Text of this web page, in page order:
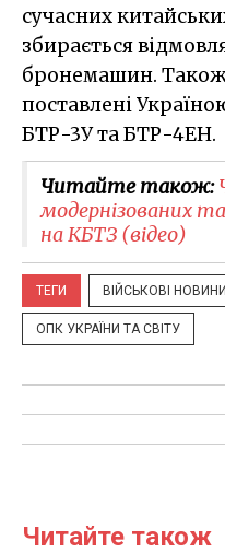
сучасних
збирається
бронемашин. Також
поставлені
БТР-3У та БТР-4ЕН.
Читайте також:
модернізованих
на КБТЗ (відео)
ТЕГИ ВІЙСЬКОВІ НОВИНИ
ОПК УКРАЇНИ ТА СВІТУ
Читайте також